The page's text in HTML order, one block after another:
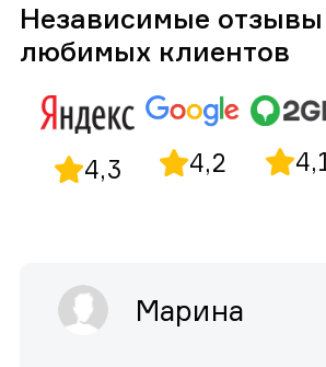
Независимые
любимых клиентов
4,3 4,2
Марина